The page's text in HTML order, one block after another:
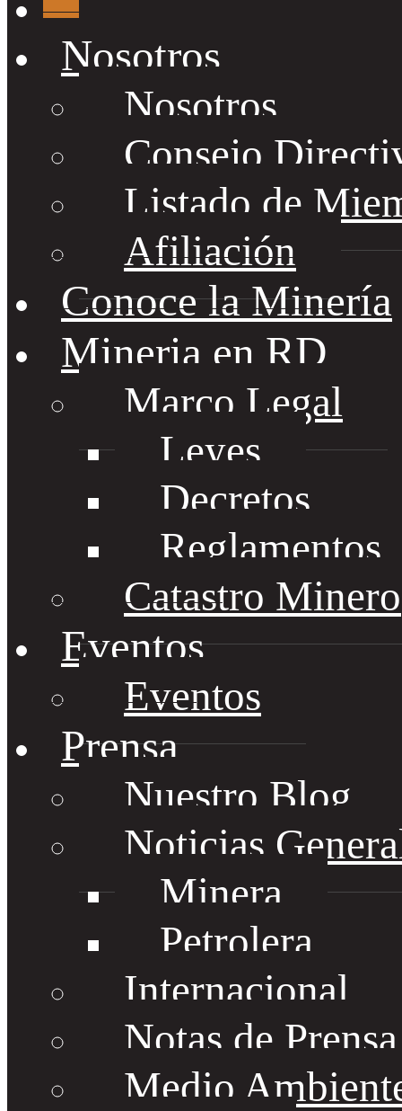
Nosotros
Nosotros
Consejo
Listado de
Afiliación
Conoce la Minería
Mineria en RD
Marco Legal
Leyes
Decretos
Reglamentos
Catastro Minero
Eventos
Eventos
Prensa
Nuestro Blog
Noticias
Minera
Petrolera
Internacional
Notas de
Medio